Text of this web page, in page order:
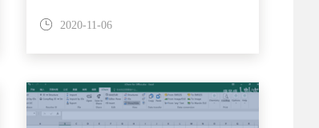
2020-11-06